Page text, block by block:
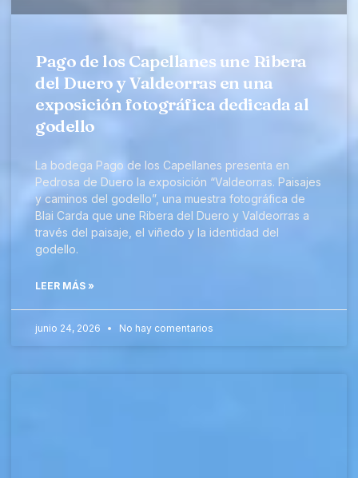
Pago de los Capellanes une Ribera
del Duero y Valdeorras en una
exposición fotográfica dedicada al
godello
La bodega Pago de los Capellanes presenta en
Pedrosa de Duero la exposición “Valdeorras. Paisajes
y caminos del godello”, una muestra fotográfica de
Blai Carda que une Ribera del Duero y Valdeorras a
través del paisaje, el viñedo y la identidad del
godello.
LEER MÁS »
junio 24, 2026 No hay comentarios